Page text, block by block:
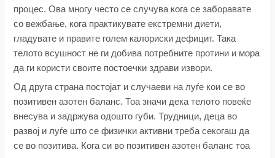
процес. Ова многу често се случува кога се заборавате
со вежбање, кога практикувате екстремни диети,
гладувате и правите голем калориски дефицит. Така
телото всушност не ги добива потребните протини и мора
да ги користи своите постоечки здрави извори.
Од друга страна постојат и случаеви на луѓе кои се во
позитивен азотен баланс. Тоа значи дека телото повеќе
внесува и задржува одошто губи. Трудници, деца во
развој и луѓе што се физички активни треба секогаш да
се во позитива. Кога си во позитивен азотен баланс тоа